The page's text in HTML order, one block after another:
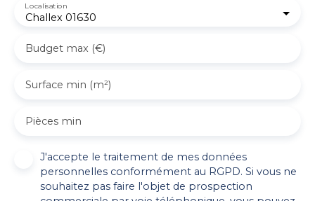
Challex 01630
Localisation
Budget max (€)
Surface min (m²)
Pièces min
J'accepte le traitement de mes données
personnelles conformément au RGPD. Si vous ne
souhaitez pas faire l'objet de prospection